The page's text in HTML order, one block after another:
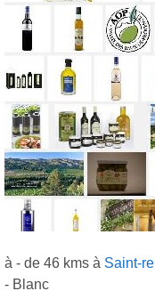
à - de 46 kms à Saint-
- Blanc